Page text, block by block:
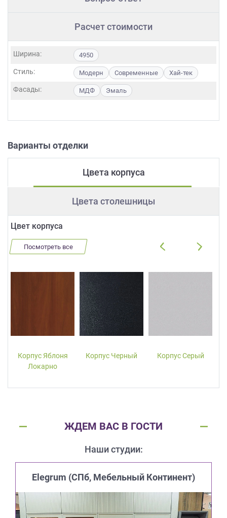
Расчет стоимости
Ширина: 4950
Стиль: Модерн Современные Хай-тек
Фасады: МДФ Эмаль
Варианты отделки
Цвета корпуса
Цвета столешницы
Цвет корпуса
Посмотреть все
Корпус Яблоня
Локарно
Корпус Черный Корпус Серый
ЖДЕМ ВАС В ГОСТИ
Наши студии:
Elegrum (CПб, Мебельный Континент)